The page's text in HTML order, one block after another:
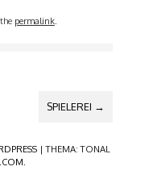
permalink.
SPIELEREI →
|THEMA: TONAL